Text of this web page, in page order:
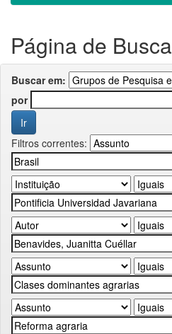
Página de Busca
Buscar em:
por
Filtros correntes: